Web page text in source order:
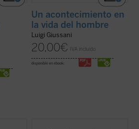
Un acontecimiento en
la vida del hombre
Luigi Giussani
20,00€ IVA incluido
disponible en ebook: